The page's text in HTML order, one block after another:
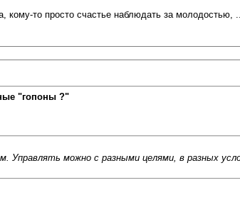
то просто счастье наблюдать за молодостью,
"гопоны ?"
Управлять можно с разными целями, в разных